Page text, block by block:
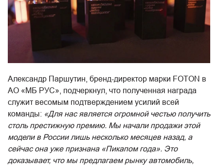
Александр Паршутин, бренд-директор марки FOTON в
АО «МБ РУС», подчеркнул, что полученная награда
служит весомым подтверждением усилий всей
команды: «Для нас является огромной честью получить
столь престижную премию. Мы начали продажи этой
модели в России лишь несколько месяцев назад, а
сейчас она уже признана «Пикапом года». Это
доказывает, что мы предлагаем рынку автомобиль,